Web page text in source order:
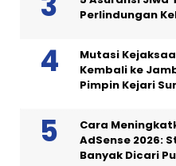
Perlindungan
Mutasi
Kembali ke
Pimpin Kejari
Cara
AdSense 2026:
Banyak Dicari